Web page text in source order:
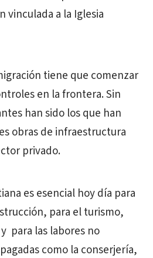
vinculada a la Iglesia
tiene que comenzar
en la frontera. Sin
han sido los que han
obras de infraestructura
privado.
es esencial hoy día para
para el turismo,
para las labores no
como la conserjería,